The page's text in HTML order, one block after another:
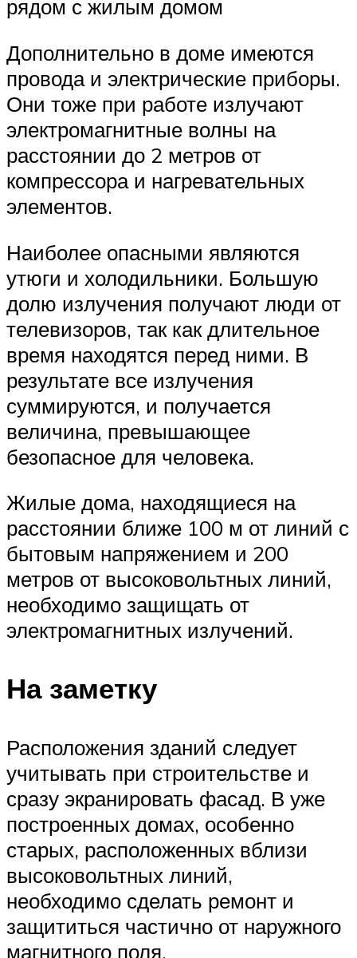
рядом с жилым домом
Дополнительно в доме имеются
провода и электрические приборы.
Они тоже при работе излучают
электромагнитные волны на
расстоянии до 2 метров от
компрессора и нагревательных
элементов.
Наиболее опасными являются
утюги и холодильники. Большую
долю излучения получают люди от
телевизоров, так как длительное
время находятся перед ними. В
результате все излучения
суммируются, и получается
величина, превышающее
безопасное для человека.
Жилые дома, находящиеся на
расстоянии ближе 100 м от линий с
бытовым напряжением и 200
метров от высоковольтных линий,
необходимо защищать от
электромагнитных излучений.
На заметку
Расположения зданий следует
учитывать при строительстве и
сразу экранировать фасад. В уже
построенных домах, особенно
старых, расположенных вблизи
высоковольтных линий,
необходимо сделать ремонт и
защититься частично от наружного
магнитного поля.